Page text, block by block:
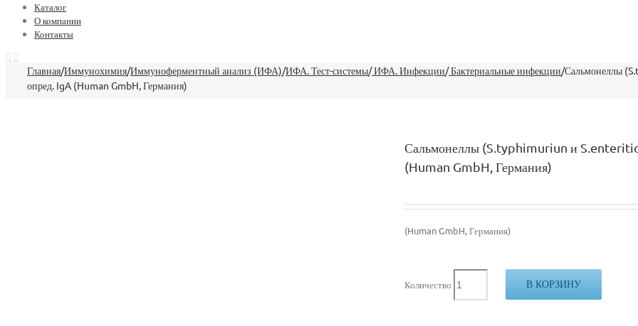
Каталог
О компании
Контакты
Главная/Иммунохимия/Иммуноферментный анализ (ИФА)/ИФА. Тест-системы/ИФА. Инфекции/Бактериальные инфекции/Сальмонеллы
опред. IgA (Human GmbH, Германия)
Сальмонеллы (S.typhimuriun и
(Human GmbH, Германия)
(Human GmbH, Германия)
Количество В КОРЗИНУ